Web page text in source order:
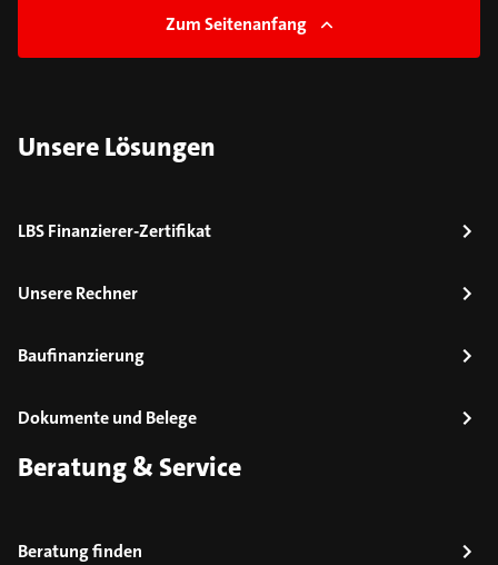
Zum Seitenanfang
Unsere Lösungen
LBS Finanzierer-Zertifikat
Unsere Rechner
Baufinanzierung
Dokumente und Belege
Beratung & Service
Beratung finden